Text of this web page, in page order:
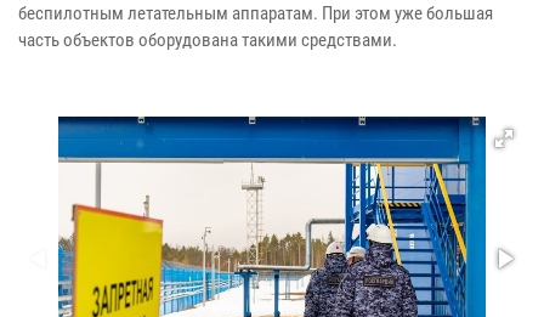
беспилотным летательным аппаратам. При этом уже большая
часть объектов оборудована такими средствами.